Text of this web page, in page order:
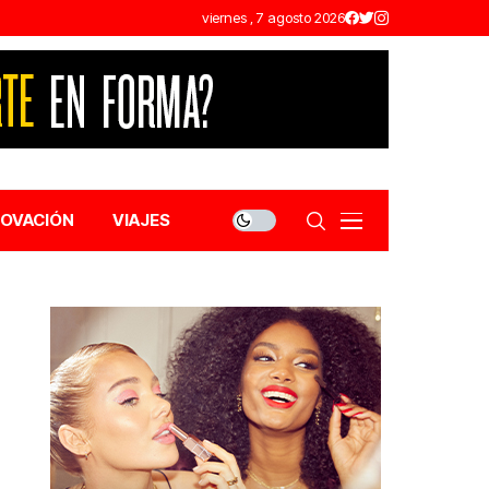
viernes , 7 agosto 2026
VIAJES